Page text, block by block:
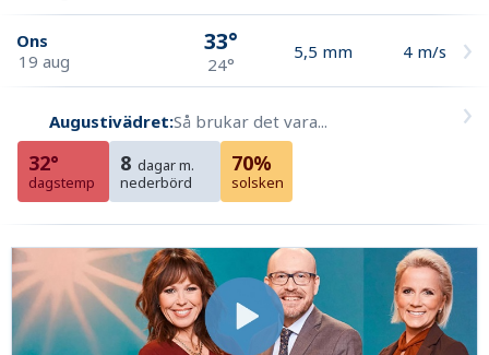
Ons
19 aug
33°
24°
5,5 mm 4 m/s
Augustivädret:Så brukar det vara...
32°
dagstemp
8 dagar m.
nederbörd
70%
solsken